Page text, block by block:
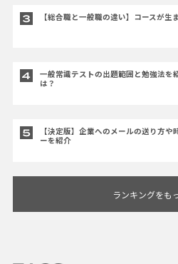
【総合職と一般職の違い】コースが生
一般常識テストの出題範囲と勉強法を
は？
【決定版】企業へのメールの送り方
ーを紹介
ランキングをも